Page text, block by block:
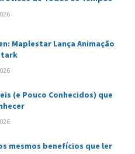
Maplestar Lança Animação
(e Pouco Conhecidos) que
mesmos benefícios que ler